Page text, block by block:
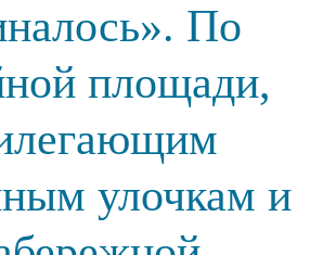
По
площади,
улочкам и